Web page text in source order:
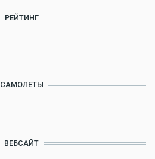
РЕЙТИНГ
САМОЛЕТЫ
ВЕБСАЙТ